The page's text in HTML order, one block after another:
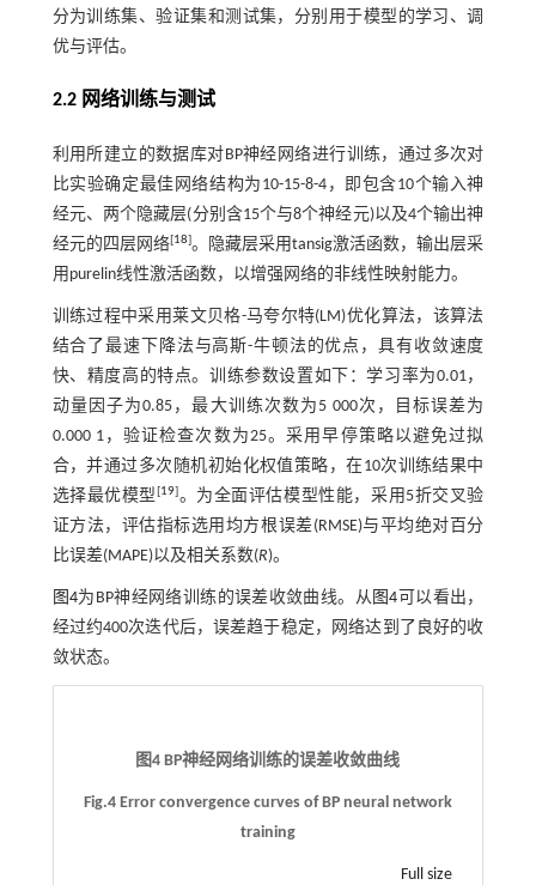
分为训练集、验证集和测试集，分别用于模型的学习、调
优与评估。
2.2 网络训练与测试
利用所建立的数据库对BP神经网络进行训练，通过多次对
比实验确定最佳网络结构为10-15-8-4，即包含10个输入神
经元、两个隐藏层(分别含15个与8个神经元)以及4个输出神
经元的四层网络[18]。隐藏层采用tansig激活函数，输出层采
用purelin线性激活函数，以增强网络的非线性映射能力。
训练过程中采用莱文贝格-马夸尔特(LM)优化算法，该算法
结合了最速下降法与高斯-牛顿法的优点，具有收敛速度
快、精度高的特点。训练参数设置如下：学习率为0.01，
动量因子为0.85，最大训练次数为5 000次，目标误差为
0.000 1，验证检查次数为25。采用早停策略以避免过拟
合，并通过多次随机初始化权值策略，在10次训练结果中
选择最优模型[19]。为全面评估模型性能，采用5折交叉验
证方法，评估指标选用均方根误差(RMSE)与平均绝对百分
比误差(MAPE)以及相关系数(R)。
图4为BP神经网络训练的误差收敛曲线。从图4 可以看出，
经过约400次迭代后，误差趋于稳定，网络达到了良好的收
敛状态。
图4 BP神经网络训练的误差收敛曲线
Fig.4 Error convergence curves of BP neural network
training
Full size